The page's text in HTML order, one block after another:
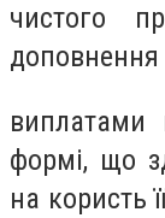
чистого
виплатами
формі, що
на користь